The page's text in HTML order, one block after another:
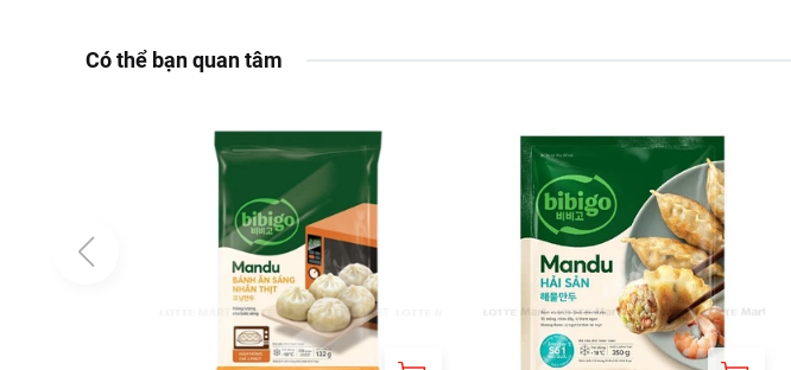
Thông tin từ LOTTE MART:
Đơn giá sản phẩm chưa gồm phí giao hàng tùy
https://www.lottemart.vn/vi-nsg/
Có thể bạn quan tâm